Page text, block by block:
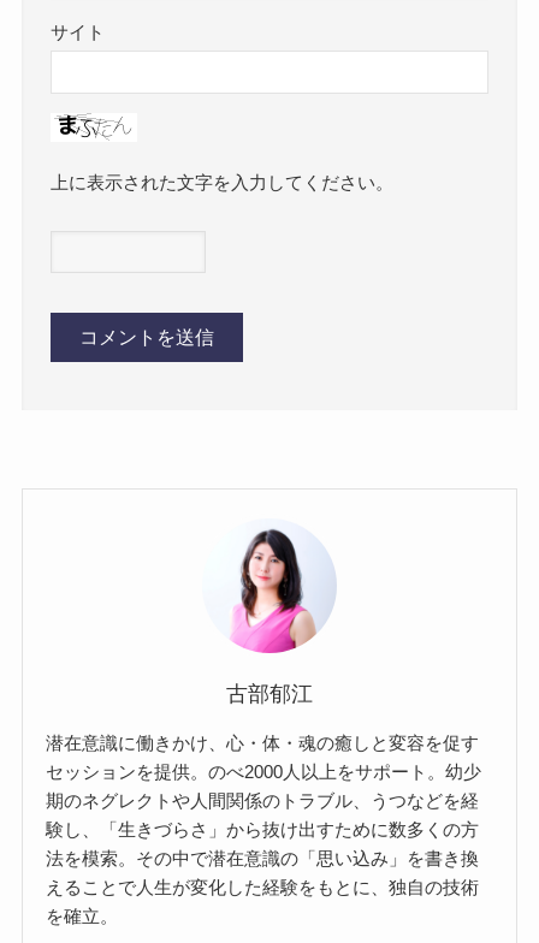
サイト
上に表示された文字を入力してください。
古部郁江
潜在意識に働きかけ、心・体・魂の癒しと変容を促す
セッションを提供。のべ2000人以上をサポート。幼少
期のネグレクトや人間関係のトラブル、うつなどを経
験し、「生きづらさ」から抜け出すために数多くの方
法を模索。その中で潜在意識の「思い込み」を書き換
えることで人生が変化した経験をもとに、独自の技術
を確立。